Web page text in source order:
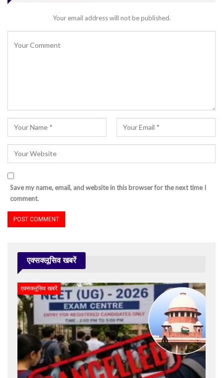
Your email address will not be published.
Save my name, email, and website in this browser for the next time I
comment.
एक्सक्लूसिव खबरें
एक्सक्लूसिव खबरें